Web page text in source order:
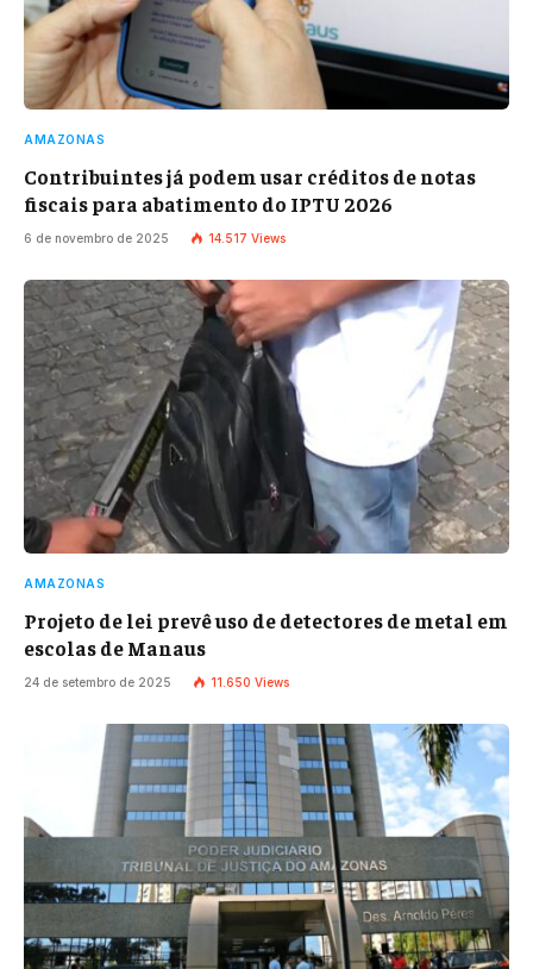
AMAZONAS
Contribuintes já podem usar créditos de notas
fiscais para abatimento do IPTU 2026
6 de novembro de 2025 14.517 Views
AMAZONAS
Projeto de lei prevê uso de detectores de metal em
escolas de Manaus
24 de setembro de 2025 11.650 Views